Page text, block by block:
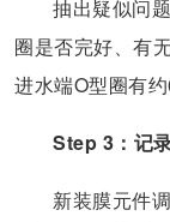
抽出疑似问
圈是否完好、有
进水端O型圈有
Step 3：记
新装膜元件